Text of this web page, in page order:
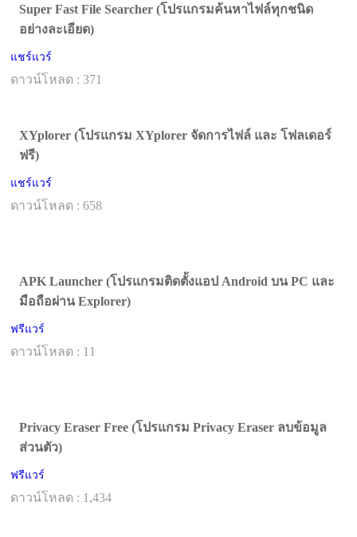
Super Fast File Searcher (โปรแกรมค้นหาไฟล์ทุกชนิด
อย่างละเอียด)
แชร์แวร์
ดาวน์โหลด : 371
XYplorer (โปรแกรม XYplorer จัดการไฟล์ และ โฟลเดอร์
ฟรี)
แชร์แวร์
ดาวน์โหลด : 658
APK Launcher (โปรแกรมติดตั้งแอป Android บน PC และ
มือถือผ่าน Explorer)
ฟรีแวร์
ดาวน์โหลด : 11
Privacy Eraser Free (โปรแกรม Privacy Eraser ลบข้อมูล
ส่วนตัว)
ฟรีแวร์
ดาวน์โหลด : 1,434